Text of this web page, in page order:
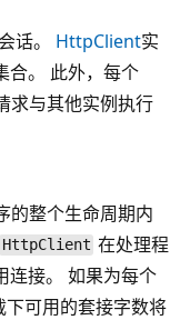
话。 HttpClient实
合。 此外，每个
求与其他实例执行
的整个生命周期内
HttpClient 在处理程
连接。 如果为每个
下可用的套接字数将